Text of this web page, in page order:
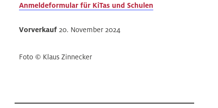
Anmeldeformular für KiTas und Schulen
Vorverkauf20. November 2024
Foto © Klaus Zinnecker